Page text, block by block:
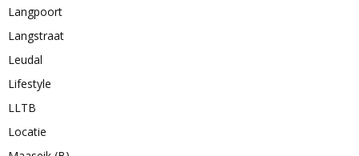
Langpoort
Langstraat
Leudal
Lifestyle
LLTB
Locatie